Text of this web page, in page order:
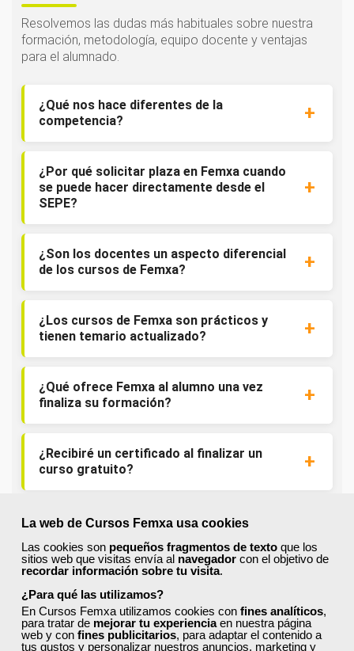
La web de Cursos Femxa usa cookies
Las cookies son pequeños fragmentos de texto que los
sitios web que visitas envía al navegador con el objetivo de
recordar información sobre tu visita.
¿Para qué las utilizamos?
En Cursos Femxa utilizamos cookies con fines analíticos,
para tratar de mejorar tu experienciaen nuestra página
web y con fines publicitarios, para adaptar el contenido a
tus gustos y personalizar nuestros anuncios, marketing y
Resolvemos las dudas más habituales sobre nuestra
formación, metodología, equipo docente y ventajas
para el alumnado.
¿Qué nos hace diferentes de la
competencia?
¿Por qué solicitar plaza en Femxa cuando
se puede hacer directamente desde el
SEPE?
¿Son los docentes un aspecto diferencial
de los cursos de Femxa?
¿Los cursos de Femxa son prácticos y
tienen temario actualizado?
¿Qué ofrece Femxa al alumno una vez
finaliza su formación?
¿Recibiré un certificado al finalizar un
curso gratuito?
¡Únete a la Comunidad Femxa!
Actualmenteeste curso está cerrado y no hay plazas
disponibles.